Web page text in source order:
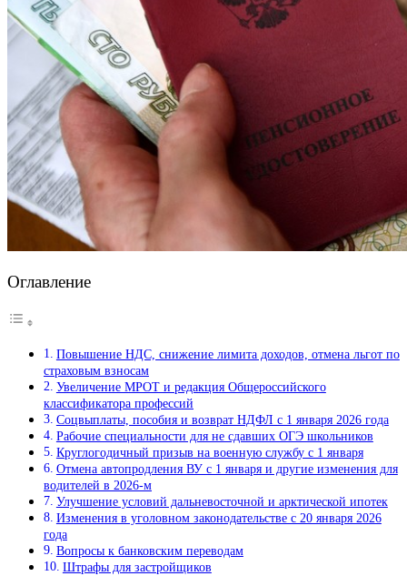
Оглавление
Повышение НДС, снижение лимита доходов, отмена льгот по
страховым взносам
Увеличение МРОТ и редакция Общероссийского
классификатора профессий
Соцвыплаты, пособия и возврат НДФЛ с 1 января 2026 года
Рабочие специальности для не сдавших ОГЭ школьников
Круглогодичный призыв на военную службу с 1 января
Отмена автопродления ВУ с 1 января и другие изменения для
водителей в 2026-м
Улучшение условий дальневосточной и арктической ипотек
Изменения в уголовном законодательстве с 20 января 2026
года
Вопросы к банковским переводам
Штрафы для застройщиков